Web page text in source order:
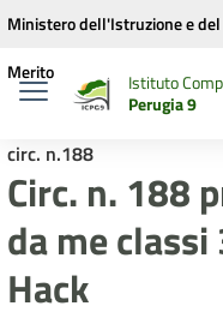
Vai ai contenuti
Vai al menu di navigazione
Vai al footer
Ministero dell'Istruzione e del
Merito
Istituto
Perugia 9
circ. n.188
Circ. n. 188
da me classi
Hack